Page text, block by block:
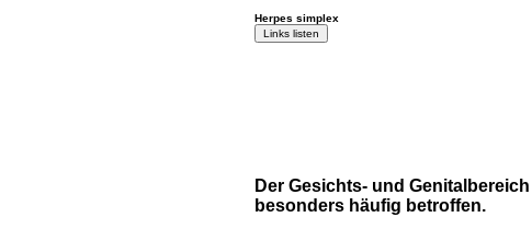
Herpes simplex
Der Gesichts- und
besonders häufig betroffen.